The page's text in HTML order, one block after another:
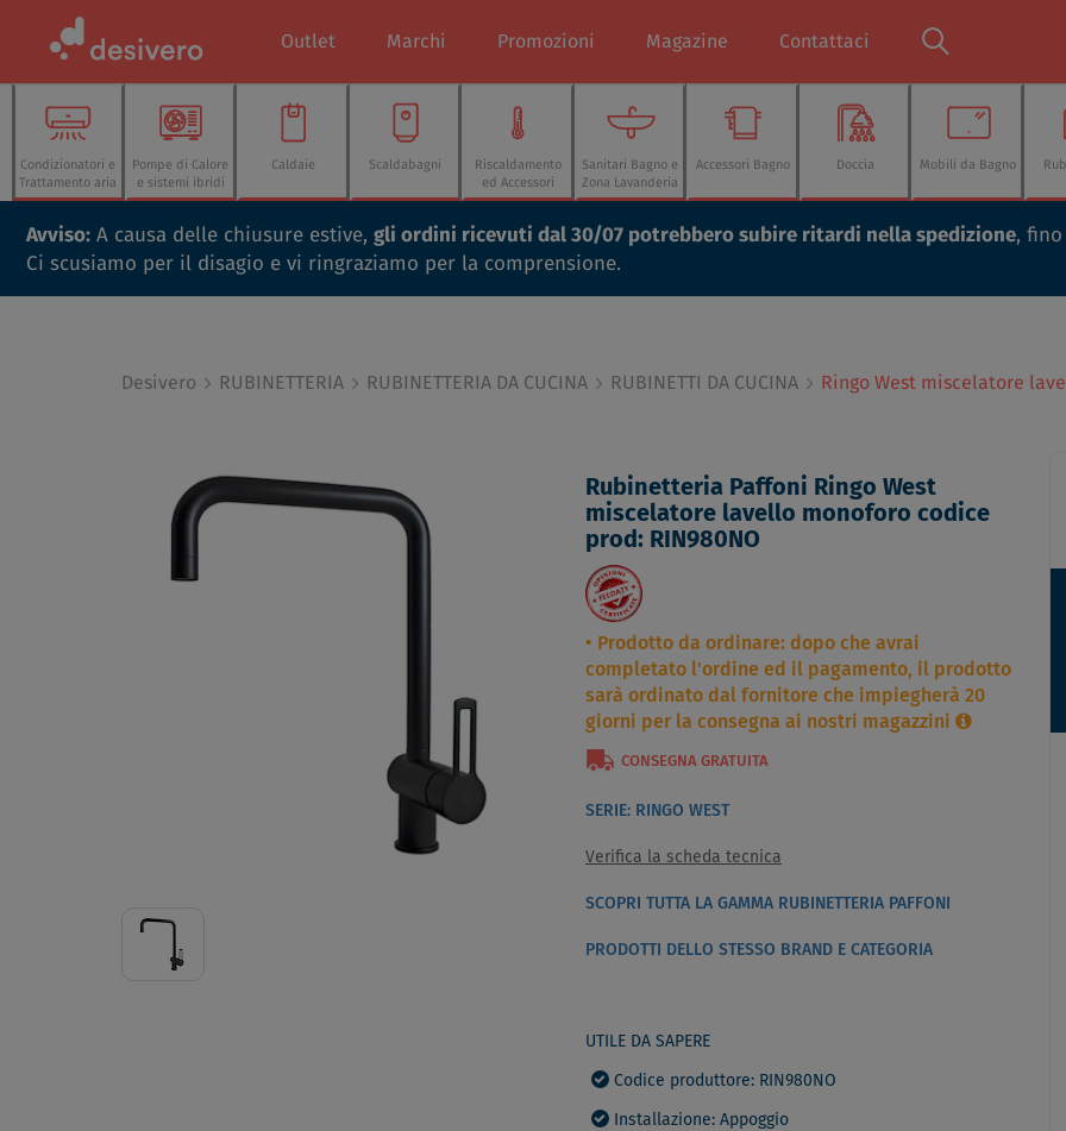
Outlet Marchi Promozioni Magazine Contattaci
Condizionatori e
Trattamento aria
Pompe di Calore
e sistemi ibridi
Caldaie Scaldabagni
Riscaldamento
ed Accessori
Sanitari Bagno e
Zona Lavanderia
Accessori Bagno Doccia Mobili da Bagno
Avviso: A causa delle chiusure estive, gli ordini ricevuti dal 30/07 potrebbero subire ritardi nella spedizione,
Ci scusiamo per il disagio e vi ringraziamo per la comprensione.
Desivero RUBINETTERIA RUBINETTERIA DA CUCINA RUBINETTI DA CUCINA Ringo West miscelatore
Rubinetteria Paffoni Ringo West
miscelatore lavello monoforo codice
prod: RIN980NO
Prodotto da ordinare: dopo che avrai
completato l'ordine ed il pagamento, il prodotto
sarà ordinato dal fornitore che impiegherà 20
giorni per la consegna ai nostri magazzini
CONSEGNA GRATUITA
SERIE: RINGO WEST
Verifica la scheda tecnica
SCOPRI TUTTA LA GAMMA RUBINETTERIA PAFFONI
PRODOTTI DELLO STESSO BRAND E CATEGORIA
UTILE DA SAPERE
Codice produttore: RIN980NO
Installazione: Appoggio